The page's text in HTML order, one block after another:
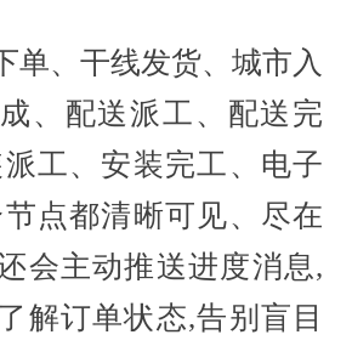
、干线发货、城市入
、配送派工、配送完
工、安装完工、电子
点都清晰可见、尽在
会主动推送进度消息,
解订单状态,告别盲目